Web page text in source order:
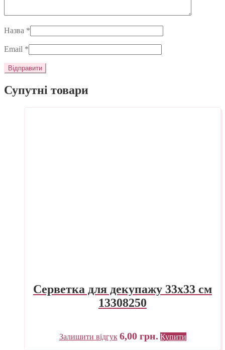
Назва *
Email *
Супутні товари
Серветка для декупажу 33х33 см
13308250
Залишити відгук 6,00 грн. Купити